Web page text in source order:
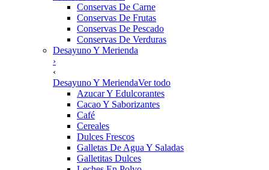
Conservas De Carne
Conservas De Frutas
Conservas De Pescado
Conservas De Verduras
Desayuno Y Merienda
›
‹
Desayuno Y MeriendaVer todo
Azucar Y Edulcorantes
Cacao Y Saborizantes
Café
Cereales
Dulces Frescos
Galletas De Agua Y Saladas
Galletitas Dulces